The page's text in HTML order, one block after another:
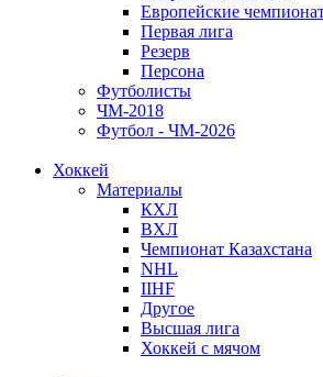
Европейские
Первая лига
Резерв
Персона
Футболисты
ЧМ-2018
Футбол - ЧМ-2026
Хоккей
Материалы
КХЛ
ВХЛ
Чемпионат Казахстана
NHL
IIHF
Другое
Высшая лига
Хоккей с мячом